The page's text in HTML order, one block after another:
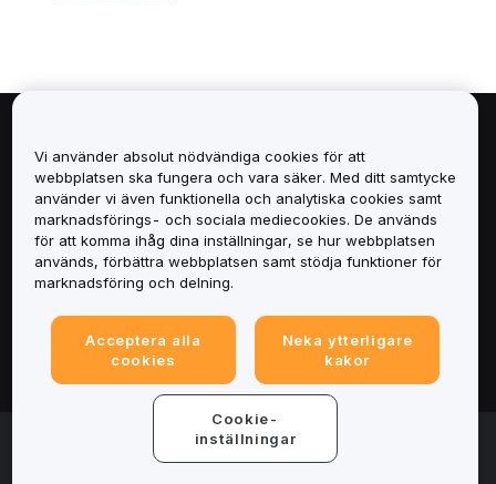
Tjänster
Support
Juridiskt
© 2025-2026 Bybit.eu. All rights reserved.
Vi använder absolut nödvändiga cookies för att
webbplatsen ska fungera och vara säker. Med ditt samtycke
använder vi även funktionella och analytiska cookies samt
marknadsförings- och sociala mediecookies. De används
för att komma ihåg dina inställningar, se hur webbplatsen
används, förbättra webbplatsen samt stödja funktioner för
marknadsföring och delning.
Acceptera alla
cookies
Neka ytterligare
kakor
Cookie-
inställningar